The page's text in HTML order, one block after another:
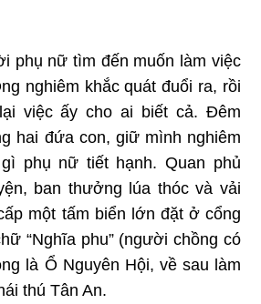
phụ nữ tìm đến muốn làm việc
nghiêm khắc quát đuổi ra, rồi
việc ấy cho ai biết cả. Đêm
hai đứa con, giữ mình nghiêm
phụ nữ tiết hạnh. Quan phủ
ban thưởng lúa thóc và vải
một tấm biển lớn đặt ở cổng
“Nghĩa phu” (người chồng có
là Ổ Nguyên Hội, về sau làm
thú Tân An.